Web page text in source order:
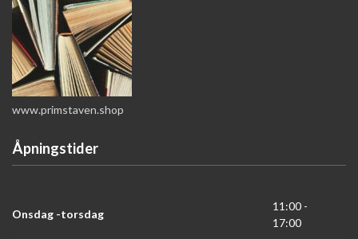
www.primstaven.shop
Åpningstider
Onsdag -torsdag
11:00 -
17:00